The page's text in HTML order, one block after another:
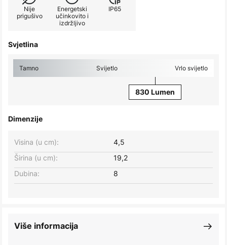
Nije
prigušivo
Energetski
učinkovito i
izdržljivo
IP65
Svjetlina
Tamno Svijetlo Vrlo svijetlo
830 Lumen
Dimenzije
Širina (u cm): 19,2
Visina (u cm): 4,5
Dubina: 8
Više informacija